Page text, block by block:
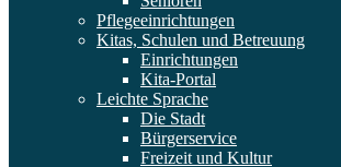
Pflegeeinrichtungen
Kitas, Schulen und Betreuung
Einrichtungen
Kita-Portal
Leichte Sprache
Die Stadt
Bürgerservice
Freizeit und Kultur